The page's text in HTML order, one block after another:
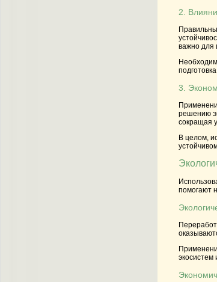
2.
важно для
3.
решению
сокращая
В целом,
помогают
экосистем